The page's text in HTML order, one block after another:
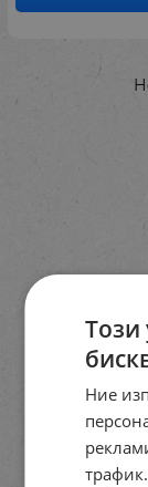
Този
Ние